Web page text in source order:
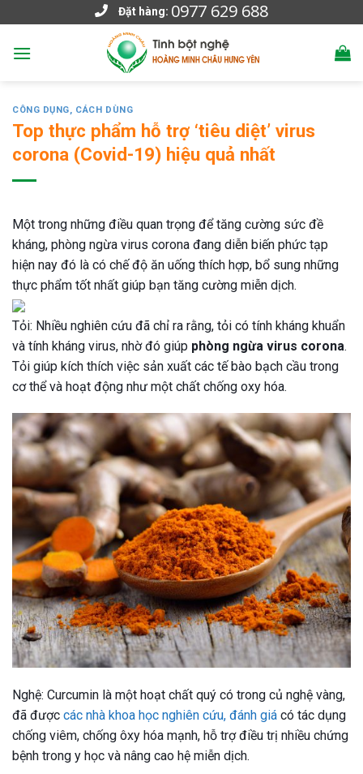
to
content
Đặt hàng: 0977 629 688
CÔNG DỤNG, CÁCH DÙNG
Top thực phẩm hỗ trợ ‘tiêu diệt’ virus
corona (Covid-19) hiệu quả nhất
Một trong những điều quan trọng để tăng cường sức đề
kháng, phòng ngừa virus corona đang diễn biến phức tạp
hiện nay đó là có chế độ ăn uống thích hợp, bổ sung những
thực phẩm tốt nhất giúp bạn tăng cường miễn dịch.
Tỏi: Nhiều nghiên cứu đã chỉ ra rằng, tỏi có tính kháng khuẩn
và tính kháng virus, nhờ đó giúp phòng ngừa virus corona.
Tỏi giúp kích thích việc sản xuất các tế bào bạch cầu trong
cơ thể và hoạt động như một chất chống oxy hóa.
Nghệ: Curcumin là một hoạt chất quý có trong củ nghệ vàng,
đã được các nhà khoa học nghiên cứu, đánh giá có tác dụng
chống viêm, chống ôxy hóa mạnh, hỗ trợ điều trị nhiều chứng
bệnh trong y học và nâng cao hệ miễn dịch.